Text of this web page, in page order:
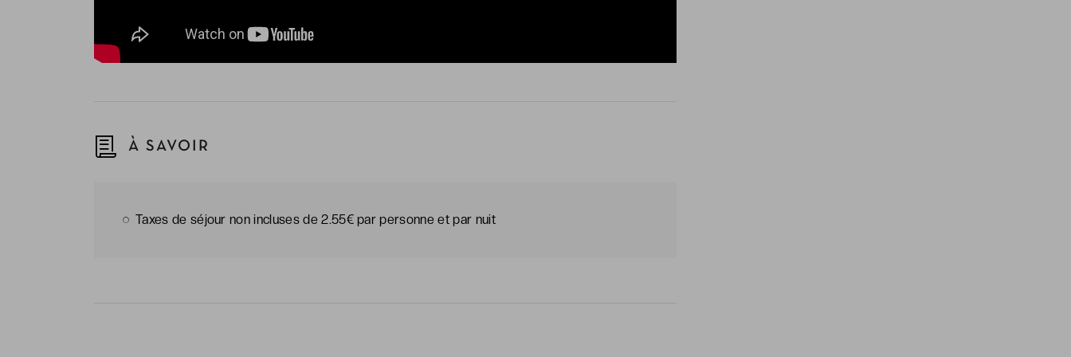
À SAVOIR
Taxes de séjour non incluses de 2.55€ par personne et par nuit